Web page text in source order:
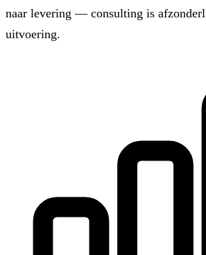
naar levering — consulting is
uitvoering.